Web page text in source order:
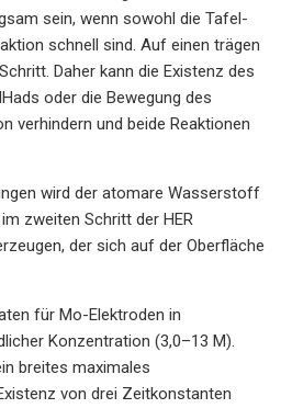
sein, wenn sowohl die Tafel-
schnell sind. Auf einen trägen
Daher kann die Existenz des
oder die Bewegung des
verhindern und beide Reaktionen
wird der atomare Wasserstoff
zweiten Schritt der HER
der sich auf der Oberfläche
für Mo-Elektroden in
Konzentration (3,0–13 M).
breites maximales
von drei Zeitkonstanten